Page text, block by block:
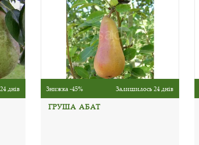
днів Знижка -45% Залишилось 24 днів
ГРУША АБАТ